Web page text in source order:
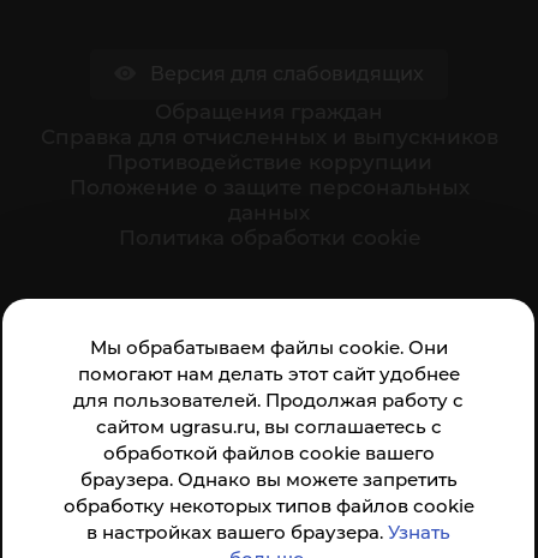
Мы обрабатываем файлы cookie. Они
помогают нам делать этот сайт удобнее
для пользователей. Продолжая работу с
сайтом ugrasu.ru, вы соглашаетесь с
обработкой файлов cookie вашего
браузера. Однако вы можете запретить
обработку некоторых типов файлов cookie
в настройках вашего браузера.Узнать
организации:
Анкета доступна по QR-коду, а так же по прямой
ссылке